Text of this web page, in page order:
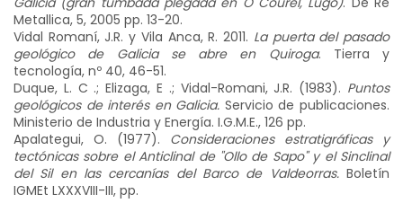
Metallica, 5, 2005 pp. 13-20.
Vidal Romaní, J.R. y Vila Anca, R. 2011. La puerta del pasado
geológico de Galicia se abre en Quiroga. Tierra y
tecnología, nº 40, 46-51.
Duque, L. C .; Elizaga, E .; Vidal-Romani, J.R. (1983). Puntos
geológicos de interés en Galicia. Servicio de publicaciones.
Ministerio de Industria y Energía. I.G.M.E., 126 pp.
Apalategui, O. (1977). Consideraciones estratigráficas y
tectónicas sobre el Anticlinal de "Ollo de Sapo" y el Sinclinal
del Sil en las cercanías del Barco de Valdeorras.Boletín
IGMEt LXXXVIII-III, pp.